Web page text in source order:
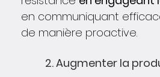
en communiquant
de manière proactive.
2. Augmenter la